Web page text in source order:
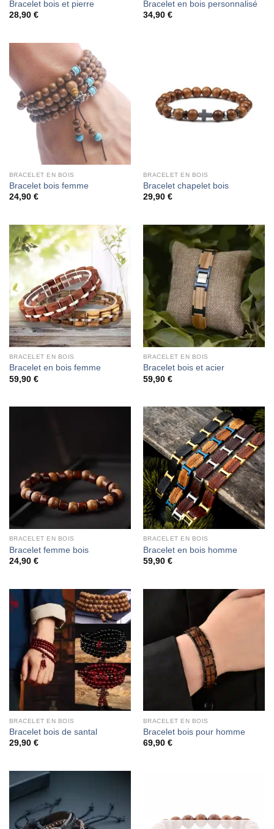
Bracelet bois et pierre
28,90 €
Bracelet en bois personnalisé
34,90 €
BRACELET EN BOIS
Bracelet bois femme
24,90 €
BRACELET EN BOIS
Bracelet chapelet bois
29,90 €
BRACELET EN BOIS
Bracelet en bois femme
59,90 €
BRACELET EN BOIS
Bracelet bois et acier
59,90 €
BRACELET EN BOIS
Bracelet femme bois
24,90 €
BRACELET EN BOIS
Bracelet en bois homme
59,90 €
BRACELET EN BOIS
Bracelet bois de santal
29,90 €
BRACELET EN BOIS
Bracelet bois pour homme
69,90 €